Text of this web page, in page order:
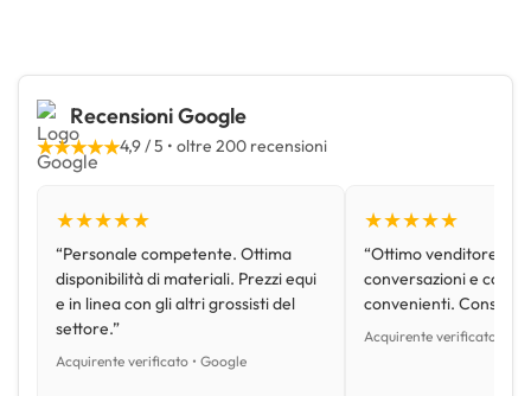
Recensioni Google
★★★★★4,9 / 5 • oltre 200 recensioni
★★★★★
“Personale competente. Ottima
disponibilità di materiali. Prezzi equi
e in linea con gli altri grossisti del
settore.”
Acquirente verificato • Google
★★★★★
“Ottimo venditore,
conversazioni e con
convenienti.
Acquirente verificato •